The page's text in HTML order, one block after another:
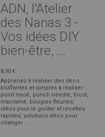
ADN, l'Atelier
des Nanas 3 -
Vos idées DIY
bien-être, ...
8,90 €
Apprenez à réaliser des déco
bluffantes et simples à réaliser :
point noué, punch needle, tricot,
macramé, bougies fleuries,
idées pour le goûter et recettes
rapides, solutions déco pour
changer ...